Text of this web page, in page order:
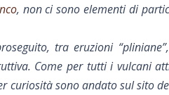
, non ci sono elementi di
tra eruzioni
Come per tutti i vulcani
curiosità sono andato sul sito